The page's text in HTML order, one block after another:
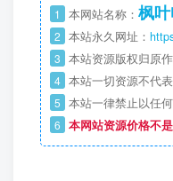
1 本网站名称： 枫
2 本站永久网址：
3 本站资源版权归原
4 本站一切资源不代
5 本站一律禁止以任
6 本网站资源价格不